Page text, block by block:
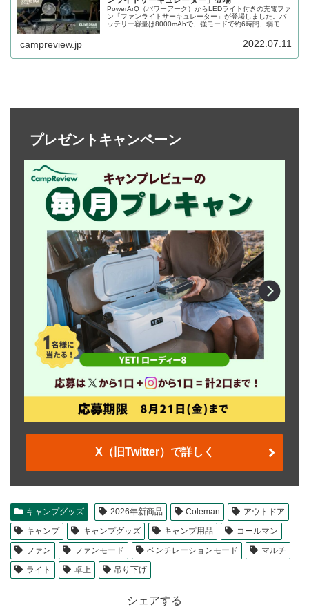
PowerArQ（パワーアーク）からLEDライト付きの充電ファ
ン「ファンライトサーキュレーター」が登場しました。バ
ッテリー容量は8000mAhで、強モードで約6時間、弱モー
campreview.jp 2022.07.11
プレゼントキャンペーン
X（旧Twitter）で詳しく
キャンプグッズ 2026年新商品 Coleman
アウトドア
キャンプ
キャンプグッズ キャンプ用品
コールマン
ファン
ファンモード ベンチレーションモード
マルチ
ライト
卓上 吊り下げ
シェアする